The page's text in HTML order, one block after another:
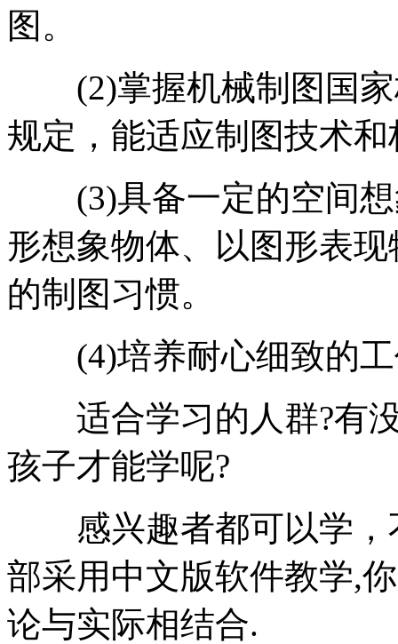
图。
(2)掌握机械制图国家
规定，能适应制图技术
(3)具备一定的空间想
形想象物体、以图形表
的制图习惯。
(4)培养耐心细致的工
适合学习的人群?有没
孩子才能学呢?
感兴趣者都可以学，
部采用中文版软件教学,
论与实际相结合.